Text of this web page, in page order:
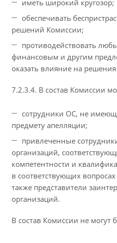
иметь широкий кругозор;
обеспечивать
решений Комиссии;
противодействовать
финансовым и другим
оказать влияние на
7.2.3.4. В состав Комиссии
сотрудники ОС, не
предмету апелляции;
привлеченные
организаций,
компетентности и
в соответствующих
также представители
организаций.
В состав Комиссии не могут